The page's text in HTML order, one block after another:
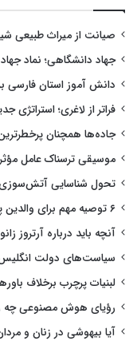
صیانت از میراث طبیعی
جهاد دانشگاهی؛ نماد
دانش آموز استان فارسی
فراتر از لاغری؛
جاده‌ها همچنان
موسیقی ترسناک عامل
تحول شناسایی
۶ توصیه مهم برای والدین پیش از بازگشایی مدارس
آنچه باید درباره آرتروز
سیاست‌های دولت
لبنیات پرچرب برخلاف
رؤیای هوش مصنوعی چه
آیا بیهوشی در زنان و